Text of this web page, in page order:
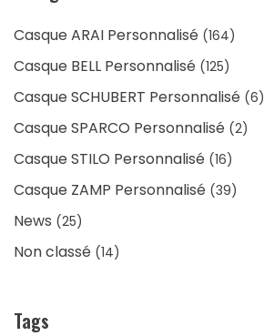
Casque ARAI Personnalisé (164)
Casque BELL Personnalisé (125)
Casque SCHUBERT Personnalisé (6)
Casque SPARCO Personnalisé (2)
Casque STILO Personnalisé (16)
Casque ZAMP Personnalisé (39)
News (25)
Non classé (14)
Tags